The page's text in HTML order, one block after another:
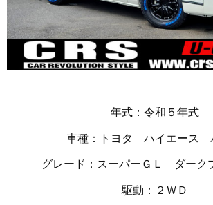
年式：令和５年式
車種：トヨタ ハイエース
グレード：スーパーＧＬ ダーク
駆動：２ＷＤ